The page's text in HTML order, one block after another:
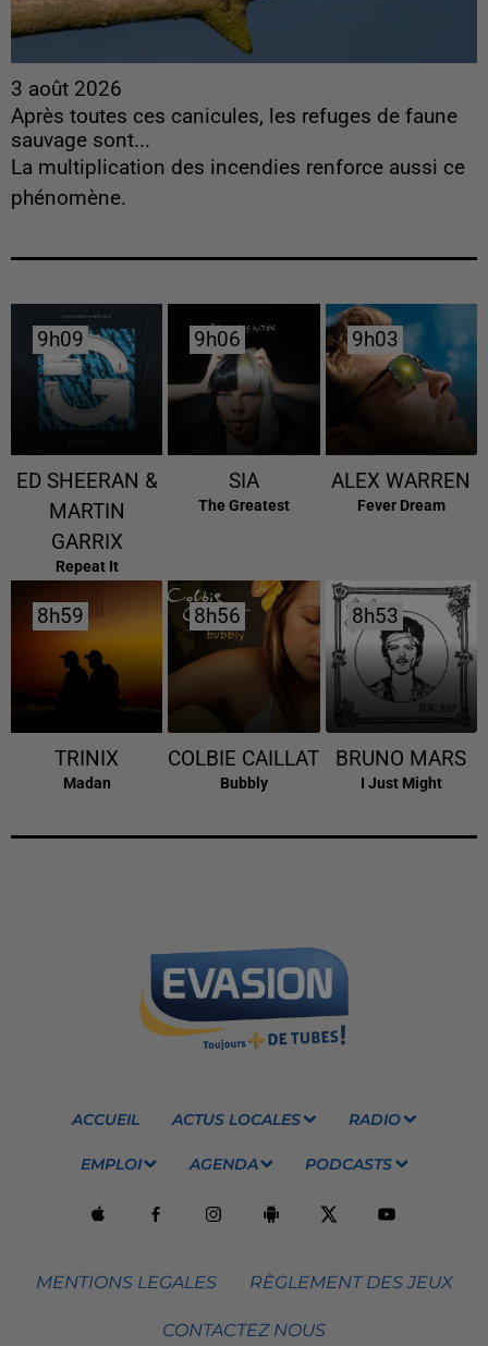
3 août 2026
Après toutes ces canicules, les refuges de faune
sauvage sont...
La multiplication des incendies renforce aussi ce
phénomène.
9h09
9h09
ED SHEERAN &
MARTIN
GARRIX
Repeat It
9h06
9h06
SIA
The Greatest
9h03
9h03
ALEX WARREN
Fever Dream
8h59
8h59
TRINIX
Madan
8h56
8h56
COLBIE CAILLAT
Bubbly
8h53
8h53
BRUNO MARS
I Just Might
ACCUEIL ACTUS LOCALES RADIO
EMPLOI AGENDA PODCASTS
MENTIONS LEGALES RÈGLEMENT DES JEUX
CONTACTEZ NOUS